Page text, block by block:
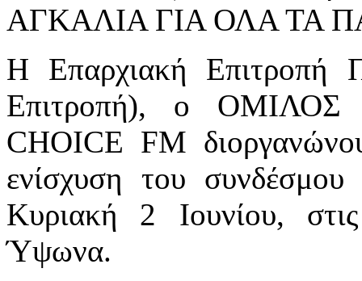
H Επαρχιακή
Επιτροπή), ο
CHOICE FM
ενίσχυση του
Κυριακή 2 Ιουνίου,
Ύψωνα.